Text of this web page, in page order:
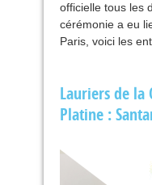
officielle tous les
cérémonie a eu
Paris, voici les
Lauriers de la
Platine :